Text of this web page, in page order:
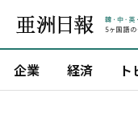
企業 経済